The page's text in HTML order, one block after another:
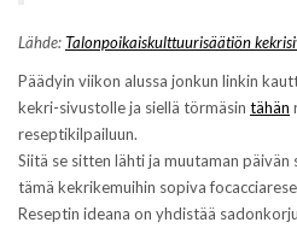
a
s
s
a
)
n
a
s
a
Lähde:Talonpoikaiskulttuurisäätiön
Päädyin viikon alussa jonkun linkin
kekri-sivustolle ja siellä törmäsin tähän
reseptikilpailuun.
Siitä se sitten lähti ja muutaman
tämä kekrikemuihin sopiva
Reseptin ideana on yhdistää